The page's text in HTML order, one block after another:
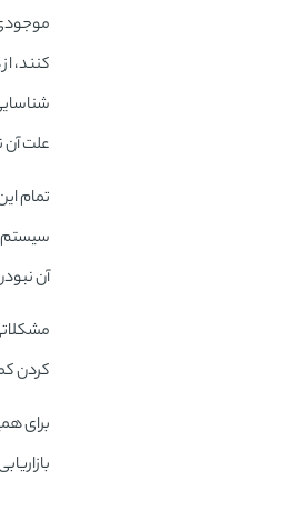
کنند،
علت آن
تمام
سیستم
آن
کردن
برای